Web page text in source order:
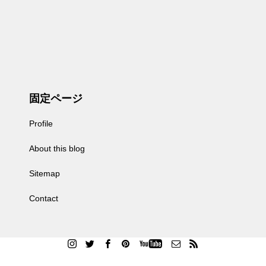
固定ページ
Profile
About this blog
Sitemap
Contact